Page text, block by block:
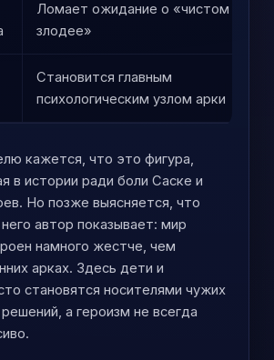
Ломает ожидание о «чистом
злодее»
Становится главным
психологическим узлом арки
кажется, что это фигура,
в истории ради боли Саске и
Но позже выясняется, что
автор показывает: мир
намного жестче, чем
арках. Здесь дети и
становятся носителями чужих
а героизм не всегда